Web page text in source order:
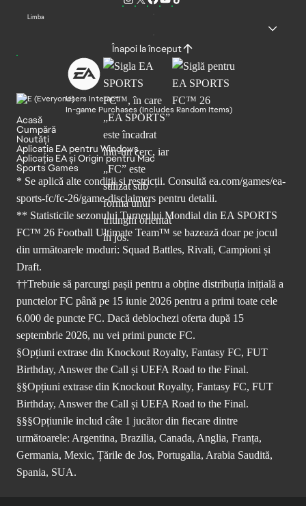
Limba
Înapoi la început
Users Interact
In-game Purchases (Includes Random Items)
Acasă
Cumpără
Noutăți
Aplicația EA pentru Windows
Aplicația EA și Origin pentru Mac
Sports Games
* Se aplică alte condiții și restricții. Consultă ea.com/games/ea-
sports-fc/fc-26/game-disclaimers pentru detalii.
** Statisticile sezonului Turneului Mondial din EA SPORTS
FC™ 26 Football Ultimate Team™ se bazează doar pe jocul
din următoarele moduri: Squad Battles, Rivali, Campioni și
Draft.
††Trebuie să parcurgi pașii pentru a obține distribuția inițială a
punctelor FC până pe 15 iunie 2026 pentru a primi toate cele
6.000 de puncte FC. Dacă deblochezi oferta după 15
septembrie 2026, nu vei primi puncte FC.
§Opțiuni extrase din Knockout Royalty, Fantasy FC, FUT
Birthday, Answer the Call și UEFA Road to the Final.
§§Opțiuni extrase din Knockout Royalty, Fantasy FC, FUT
Birthday, Answer the Call și UEFA Road to the Final.
§§§Opțiunile includ câte 1 jucător din fiecare dintre
următoarele: Argentina, Brazilia, Canada, Anglia, Franța,
Germania, Mexic, Țările de Jos, Portugalia, Arabia Saudită,
Spania, SUA.